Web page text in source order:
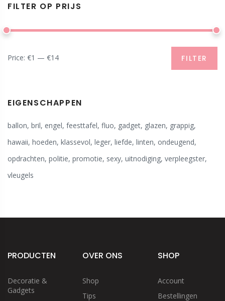
FILTER OP PRIJS
FILTER
Price: €1 — €14
EIGENSCHAPPEN
ballon, bril, engel, feesttafel, fluo, gadget, glazen, grappig,
hawaii, hoeden, klassevol, leger, liefde, linten, ondeugend,
opdrachten, politie, promotie, sexy, uitnodiging, verpleegster,
vleugels
PRODUCTEN
Decoratie &
Gadgets
OVER ONS
Shop
Tips
SHOP
Account
Bestellingen